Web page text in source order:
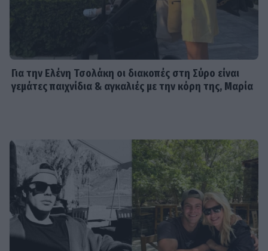
Για την Ελένη Τσολάκη οι διακοπές στη Σύρο είναι
γεμάτες παιχνίδια & αγκαλιές με την κόρη της, Μαρία